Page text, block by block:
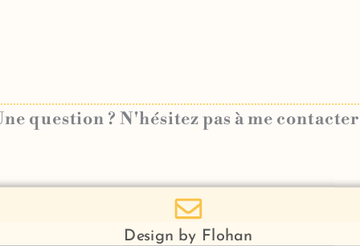
question ? N'hésitez pas à me
Design by Flohan